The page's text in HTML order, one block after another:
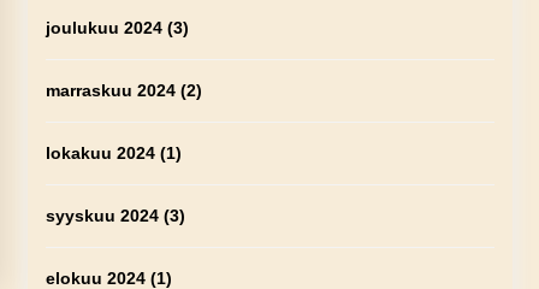
joulukuu 2024(3)
marraskuu 2024(2)
lokakuu 2024(1)
syyskuu 2024(3)
elokuu 2024(1)